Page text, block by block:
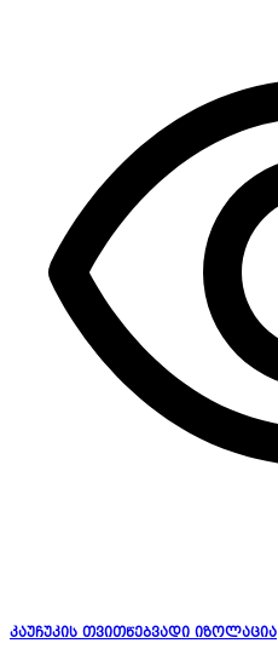
კაუჩუკის თვითწებვადი იზოლაცია